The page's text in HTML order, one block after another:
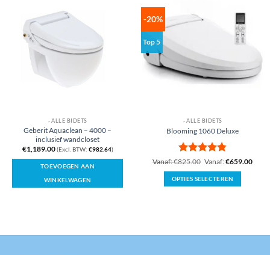
- ALLE BIDETS
Geberit Aquaclean – 4000 –
inclusief wandcloset
€1,189.00 (Excl. BTW: €982.64)
TOEVOEGEN AAN
WINKELWAGEN
-20%
Top 5
- ALLE BIDETS
Blooming 1060 Deluxe
Gewaardeerd
4.78uit 5
Vanaf:€825.00 Vanaf:€659.00
OPTIES SELECTEREN
variaties.